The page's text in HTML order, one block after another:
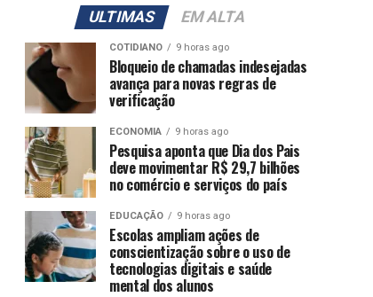
ULTIMAS EM ALTA
COTIDIANO 9 horas ago
Bloqueio de chamadas indesejadas
avança para novas regras de
verificação
ECONOMIA 9 horas ago
Pesquisa aponta que Dia dos Pais
deve movimentar R$ 29,7 bilhões
no comércio e serviços do país
EDUCAÇÃO 9 horas ago
Escolas ampliam ações de
conscientização sobre o uso de
tecnologias digitais e saúde
mental dos alunos